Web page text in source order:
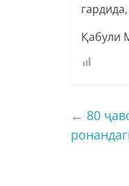
Қабули
← 80